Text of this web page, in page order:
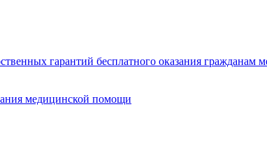
гарантий бесплатного оказания
медицинской помощи